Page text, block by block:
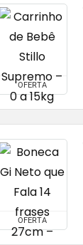
OFERTA
OFERTA